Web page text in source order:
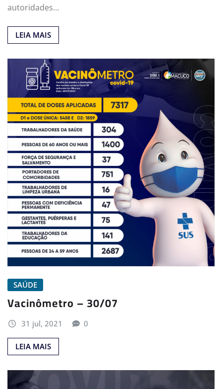
autoridades…
LEIA MAIS
SAÚDE
Vacinômetro – 30/07
31 jul, 2021 0
LEIA MAIS